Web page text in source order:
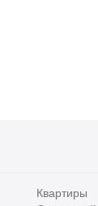
Квартиры